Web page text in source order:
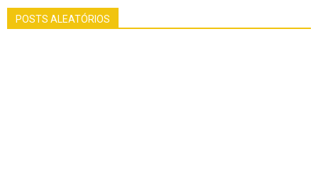
POSTS ALEATÓRIOS